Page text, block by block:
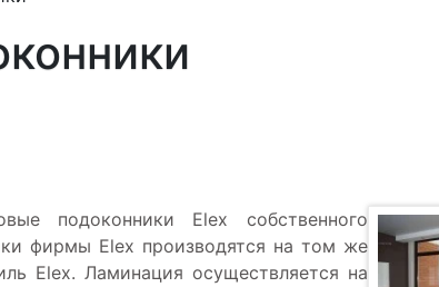
подоконники Elex собственного
фирмы Elex производятся на том же
Elex. Ламинация осуществляется на